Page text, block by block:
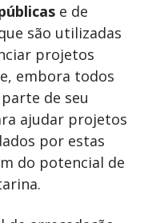
e de
são utilizadas
projetos
embora todos
de seu
ajudar projetos
por estas
do potencial de